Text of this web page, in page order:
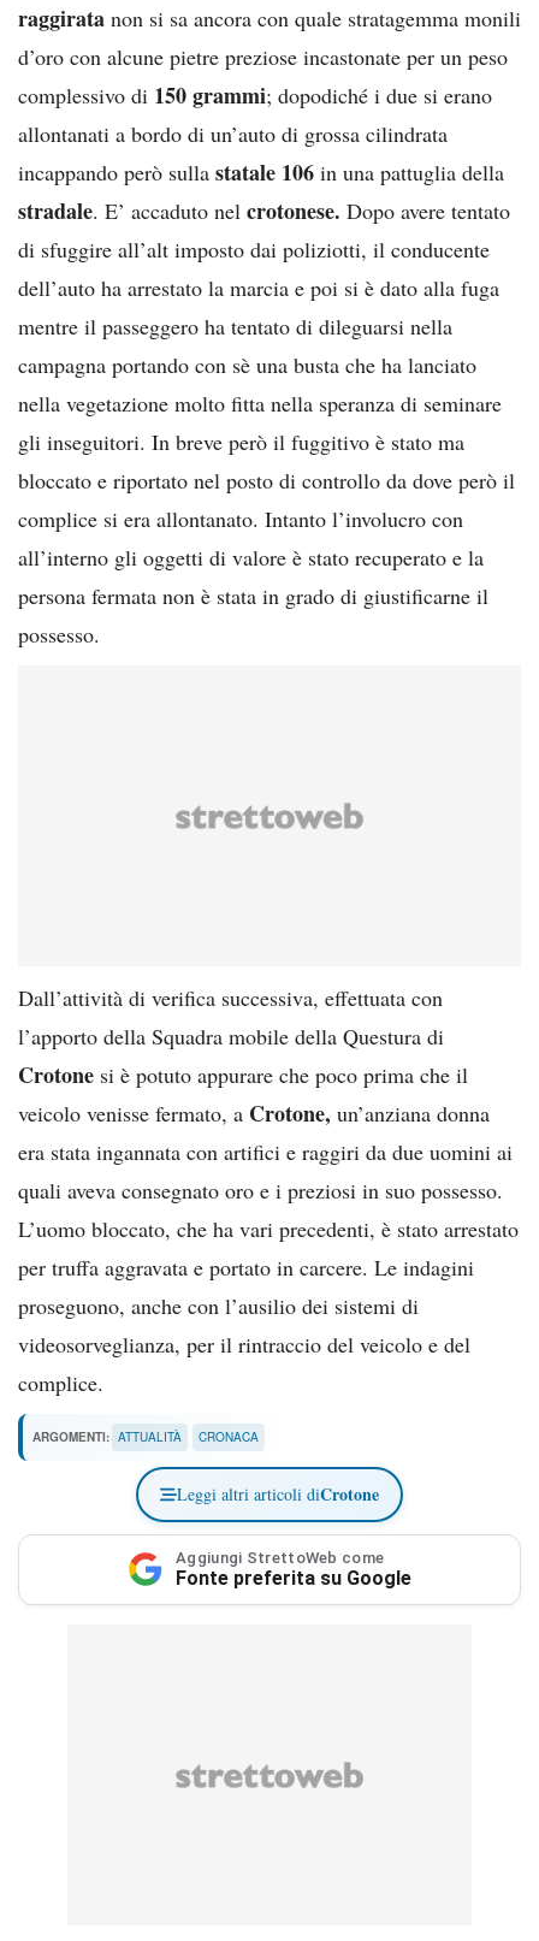
raggirata non si sa ancora con quale stratagemma monili
d’oro con alcune pietre preziose incastonate per un peso
complessivo di 150 grammi; dopodiché i due si erano
allontanati a bordo di un’auto di grossa cilindrata
incappando però sulla statale 106 in una pattuglia della
stradale. E’ accaduto nel crotonese. Dopo avere tentato
di sfuggire all’alt imposto dai poliziotti, il conducente
dell’auto ha arrestato la marcia e poi si è dato alla fuga
mentre il passeggero ha tentato di dileguarsi nella
campagna portando con sè una busta che ha lanciato
nella vegetazione molto fitta nella speranza di seminare
gli inseguitori. In breve però il fuggitivo è stato ma
bloccato e riportato nel posto di controllo da dove però il
complice si era allontanato. Intanto l’involucro con
all’interno gli oggetti di valore è stato recuperato e la
persona fermata non è stata in grado di giustificarne il
possesso.
Dall’attività di verifica successiva, effettuata con
l’apporto della Squadra mobile della Questura di
Crotone si è potuto appurare che poco prima che il
veicolo venisse fermato, a Crotone, un’anziana donna
era stata ingannata con artifici e raggiri da due uomini ai
quali aveva consegnato oro e i preziosi in suo possesso.
L’uomo bloccato, che ha vari precedenti, è stato arrestato
per truffa aggravata e portato in carcere. Le indagini
proseguono, anche con l’ausilio dei sistemi di
videosorveglianza, per il rintraccio del veicolo e del
complice.
ARGOMENTI: ATTUALITÀ CRONACA
Leggi altri articoli diCrotone
Aggiungi StrettoWeb come
Fonte preferita su Google